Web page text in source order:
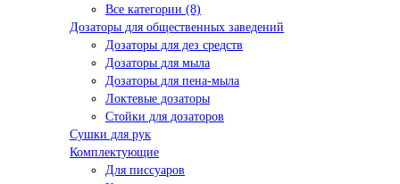
Все категории (8)
Дозаторы для общественных заведений
Дозаторы для дез средств
Дозаторы для мыла
Дозаторы для пена-мыла
Локтевые дозаторы
Стойки для дозаторов
Сушки для рук
Комплектующие
Для писсуаров